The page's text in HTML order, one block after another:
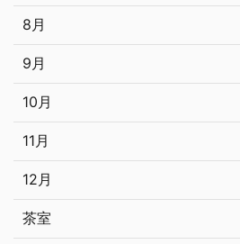
8月
9月
10月
11月
12月
茶室